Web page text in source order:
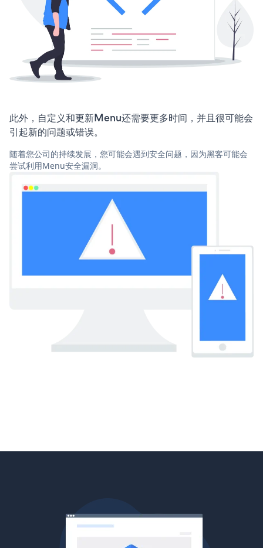
此外，自定义和更新Menu还需要更多时间，并且很可能会
引起新的问题或错误。
随着您公司的持续发展，您可能会遇到安全问题，因为黑客可能会
尝试利用Menu安全漏洞。